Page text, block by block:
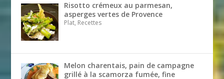
Risotto crémeux au parmesan,
asperges vertes de Provence
Plat, Recettes
Melon charentais, pain de campagne
grillé à la scamorza fumée, fine